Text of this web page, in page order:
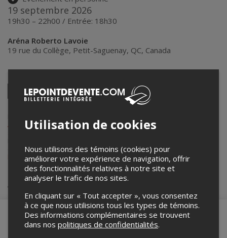
19 septembre 2026
19h30 – 22h00 / Entrée: 18h30
Aréna Roberto Lavoie
19 rue du Collège, Petit-Saguenay, QC, Canada
Facebook LinkedinPinterestEnvoyer
AWE
dans le cadre de l’affichage en ligne et la vente de billets pour
contacter l’organisateur de l’événement,Les Promotions AWE
lutteawe@hotmail.com.
Achat de billets
Utilisation de cookies
Nous utilisons des témoins (cookies) pour
améliorer votre expérience de navigation, offrir
des fonctionnalités relatives à notre site et
analyser le trafic de nos sites.
En cliquant sur « Tout accepter », vous consentez
à ce que nous utilisions tous les types de témoins.
Des informations complémentaires se trouvent
dans nos politiques de confidentialités.